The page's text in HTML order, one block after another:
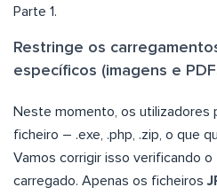
Parte 1.
Restringe os
específicos (imagens e
Neste momento, os utilizadores
ficheiro – .exe, .php, .zip, o que
Vamos corrigir isso verificando o
carregado. Apenas os ficheiros